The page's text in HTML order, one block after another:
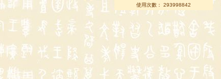
使用次數： 293998842